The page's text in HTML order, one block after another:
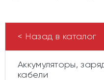
< Назад в каталог
Аккумуляторы,
кабели